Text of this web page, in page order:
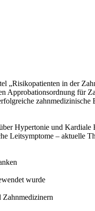
„Risikopatienten in der
Approbationsordnung
zahnmedizinische
Hypertonie und
Leitsymptome – aktuelle
wurde